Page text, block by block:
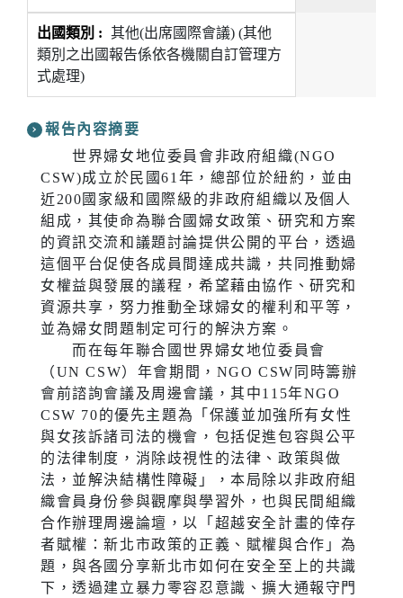
其他(出席國際會議) (其他
類別之出國報告係依各機關自訂管理方
式處理)
報告內容摘要
世界婦女地位委員會非政府組織(NGO
CSW)成立於民國61年，總部位於紐約，並由
近200國家級和國際級的非政府組織以及個人
組成，其使命為聯合國婦女政策、研究和方案
的資訊交流和議題討論提供公開的平台，透過
這個平台促使各成員間達成共識，共同推動婦
女權益與發展的議程，希望藉由協作、研究和
資源共享，努力推動全球婦女的權利和平等，
並為婦女問題制定可行的解決方案。
而在每年聯合國世界婦女地位委員會
（UN CSW）年會期間，NGO CSW同時籌辦
會前諮詢會議及周邊會議，其中115年NGO
CSW 70的優先主題為「保護並加強所有女性
與女孩訴諸司法的機會，包括促進包容與公平
的法律制度，消除歧視性的法律、政策與做
法，並解決結構性障礙」，本局除以非政府組
織會員身份參與觀摩與學習外，也與民間組織
合作辦理周邊論壇，以「超越安全計畫的倖存
者賦權：新北市政策的正義、賦權與合作」為
題，與各國分享新北市如何在安全至上的共識
下，透過建立暴力零容忍意識、擴大通報守門